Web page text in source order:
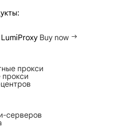
Buy now
прокси
прокси
серверов